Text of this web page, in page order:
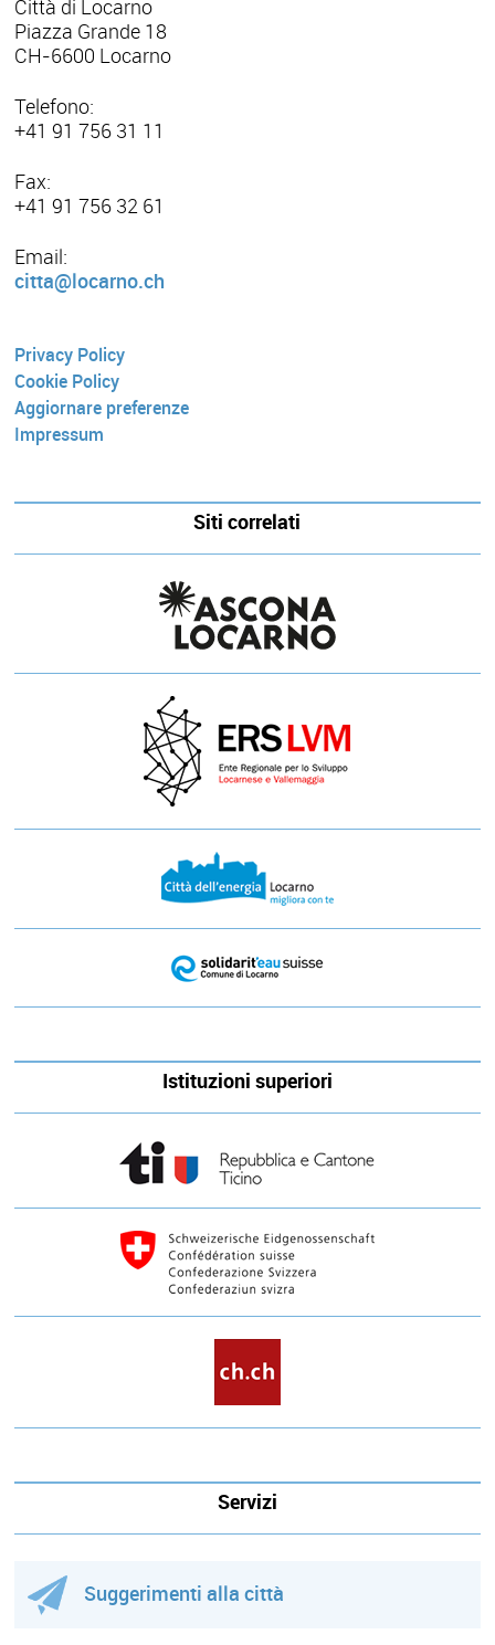
Città di Locarno
Piazza Grande 18
CH-6600 Locarno
Telefono:
+41 91 756 31 11
Fax:
+41 91 756 32 61
Email:
citta@locarno.ch
Privacy Policy
Cookie Policy
Aggiornare preferenze
Impressum
Siti correlati
Istituzioni superiori
Servizi
Suggerimenti alla città